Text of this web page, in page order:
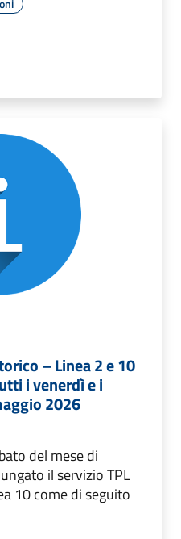
– Linea 2 e 10
i venerdì e i
2026
del mese di
il servizio TPL
10 come di seguito